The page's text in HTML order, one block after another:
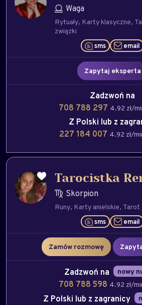
Waga
Rytuały Karty klasyczne
związki
sms email
Zapytaj eksperta
Zadzwoń na
708 788 297 4.92 zł/
Z Polski lub z
227 184 007 4.92 zł/
Tarocistka
Skorpion
Runy Karty anielskie Tarot
sms email
Zamów rozmowę
Zadzwoń na nowy
708 788 598 4.92 zł/
Z Polski lub z zagranicy